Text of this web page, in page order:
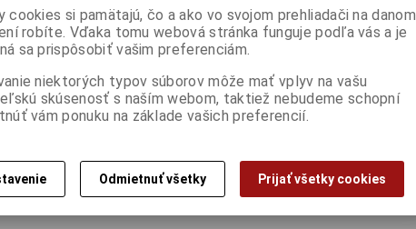
hneď, ako to bude možné.
cookies si pamätajú, čo a ako vo svojom prehliadači na danom
robíte. Vďaka tomu webová stránka funguje podľa vás a je
sa prispôsobiť vašim preferenciám.
niektorých typov súborov môže mať vplyv na vašu
skúsenosť s naším webom, taktiež nebudeme schopní
vám ponuku na základe vašich preferencií.
Odmietnuť všetky Prijať všetky cookies